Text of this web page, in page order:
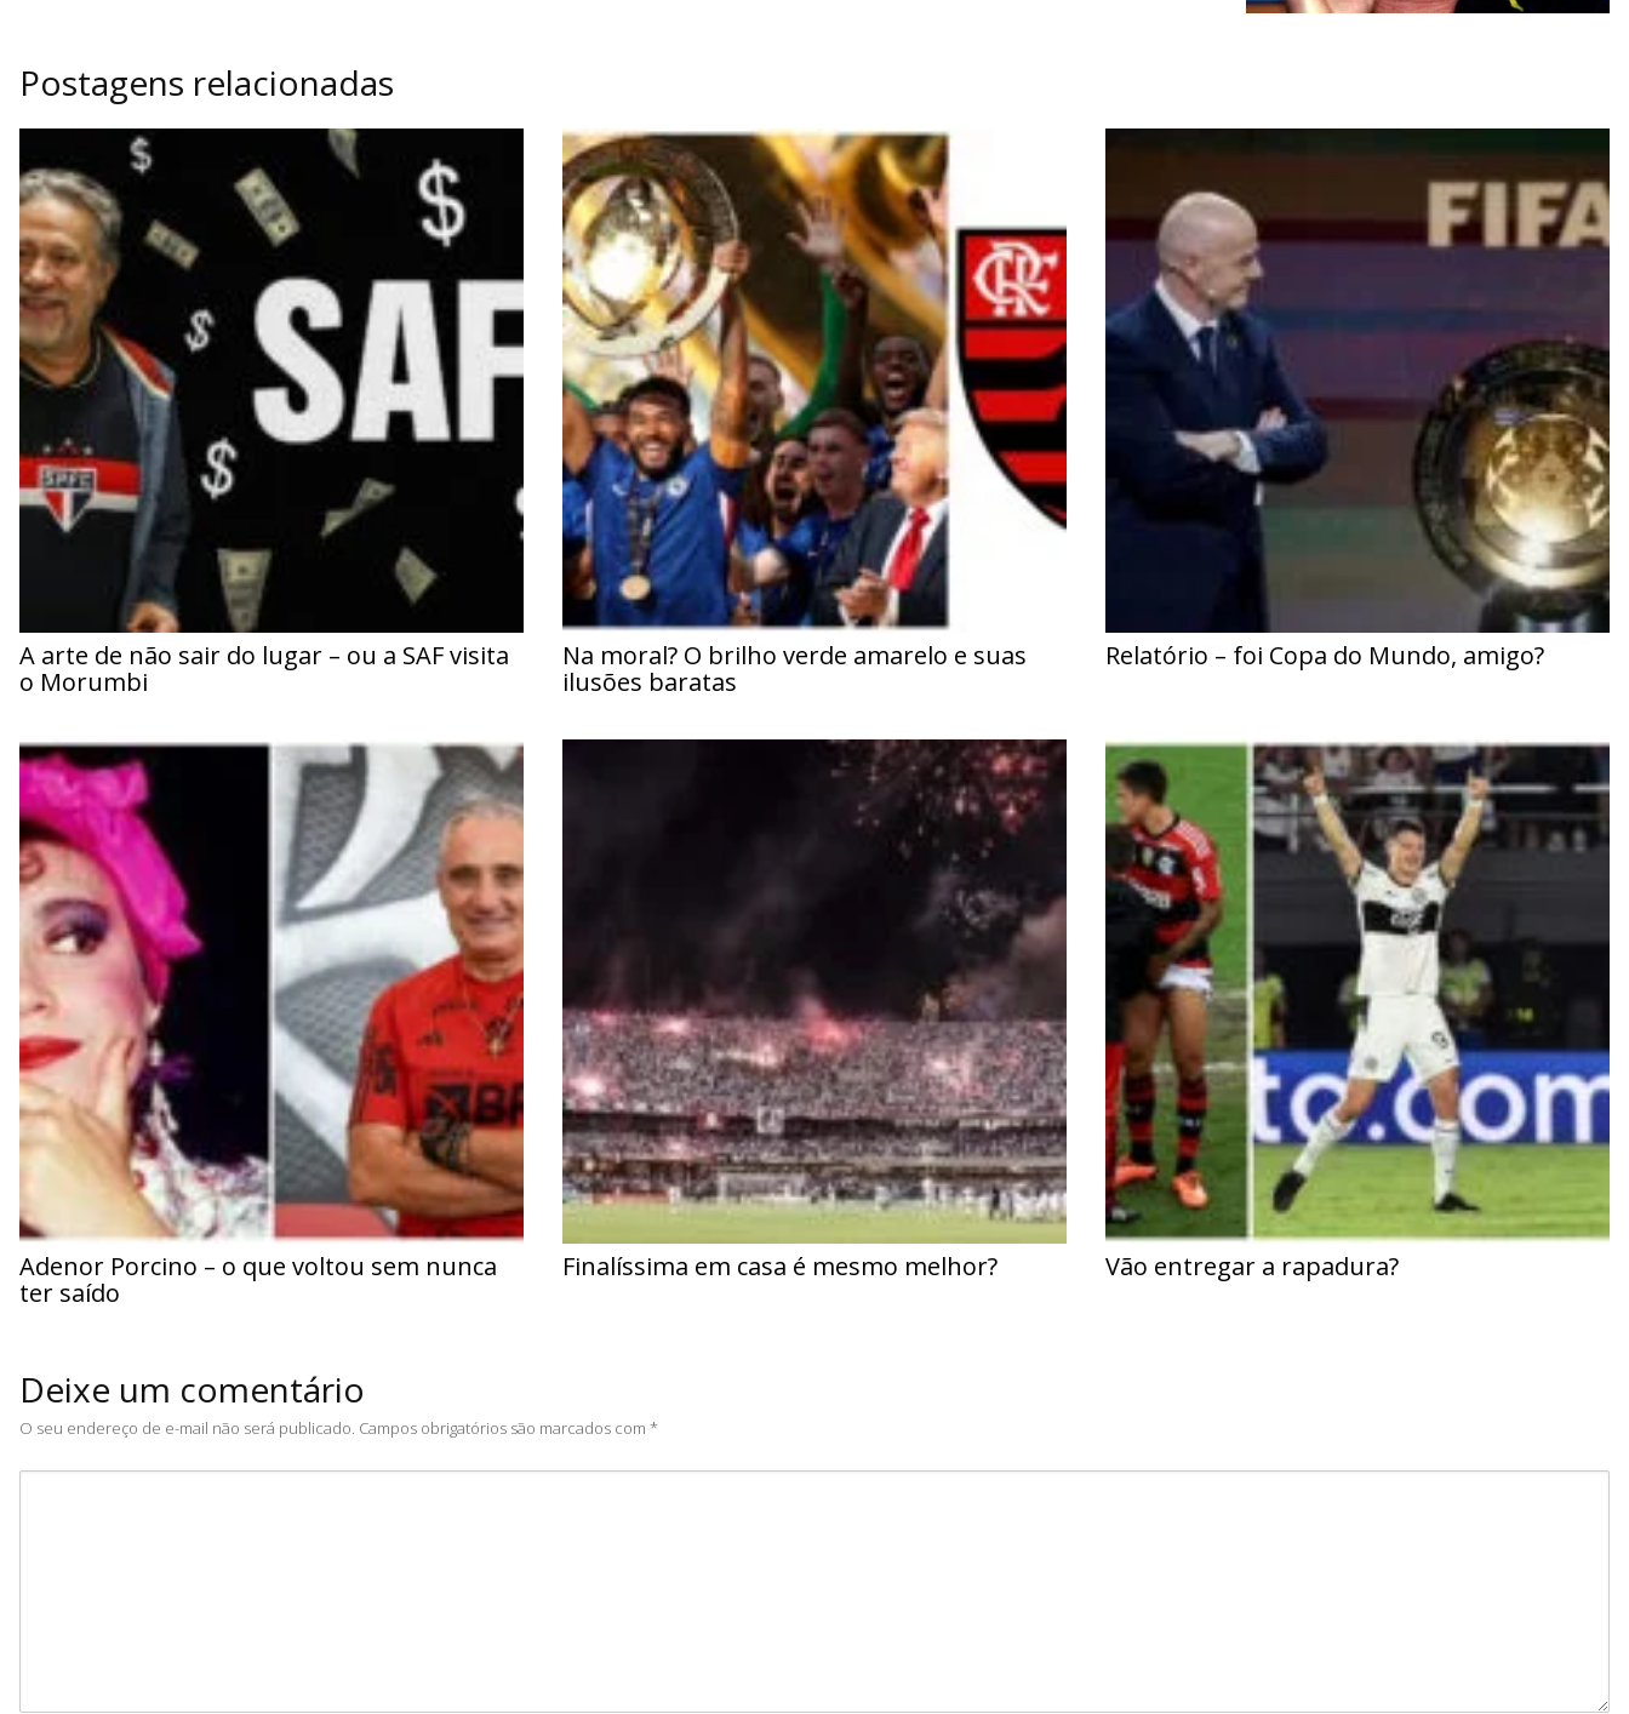
Postagens relacionadas
A arte de não sair do lugar – ou a SAF visita
o Morumbi
Na moral? O brilho verde amarelo e suas
ilusões baratas
Relatório – foi Copa do Mundo, amigo?
Adenor Porcino – o que voltou sem nunca
ter saído
Finalíssima em casa é mesmo melhor? Vão entregar a rapadura?
Deixe um comentário
O seu endereço de e-mail não será publicado. Campos obrigatórios são marcados com *